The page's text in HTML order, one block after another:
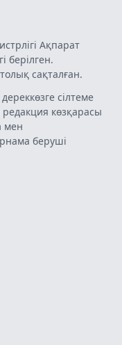
Ақпарат
берілген.
сақталған.
сілтеме
редакция көзқарасы
мен
беруші